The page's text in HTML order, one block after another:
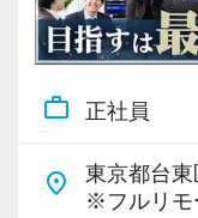
・隔月で税法・
・資格取得を目
＜募集の背景＞
・組織力強化に
work_outline 正社員
place
東京都台
※フルリモ